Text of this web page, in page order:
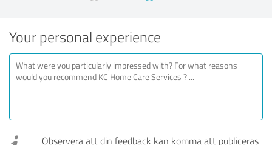
Your personal experience
Observera att din feedback kan komma att publiceras